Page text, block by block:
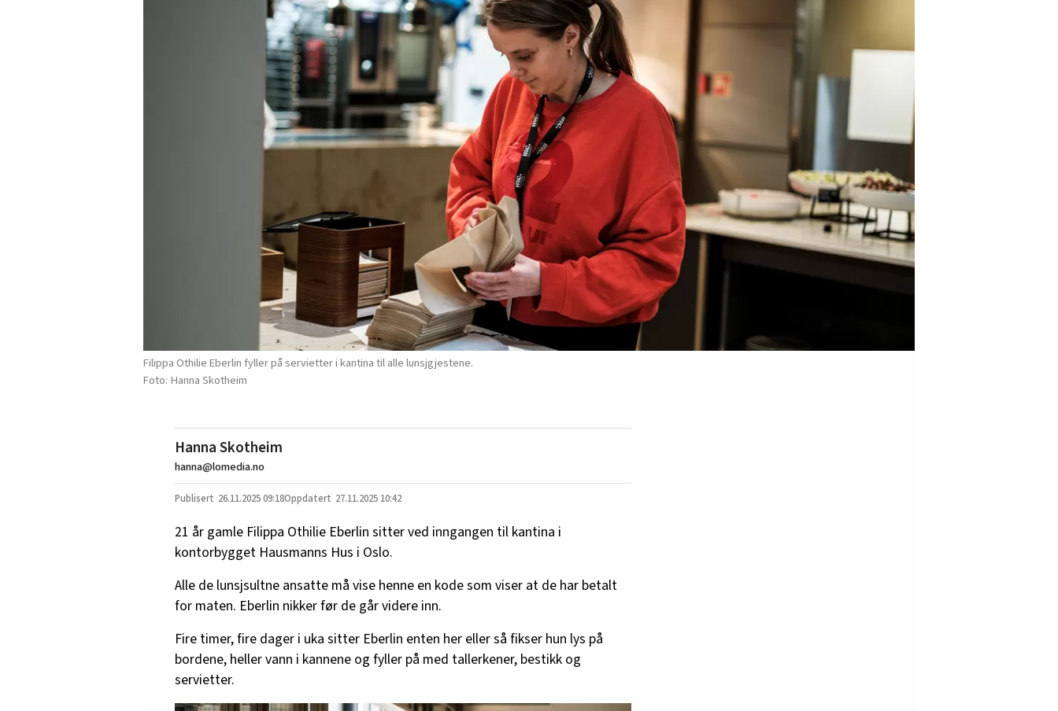
Filippa Othilie Eberlin fyller på servietter i kantina til alle lunsjgjestene.
Hanna Skotheim
Hanna Skotheim
hanna@lomedia.no
26.11.202509:18 27.11.2025 10:42
21 år gamle Filippa Othilie Eberlin sitter ved inngangen til kantina i
kontorbygget Hausmanns Hus i Oslo.
Alle de lunsjsultne ansatte må vise henne en kode som viser at de har betalt
for maten. Eberlin nikker før de går videre inn.
Fire timer, fire dager i uka sitter Eberlin enten her eller så fikser hun lys på
bordene, heller vann i kannene og fyller på med tallerkener, bestikk og
servietter.